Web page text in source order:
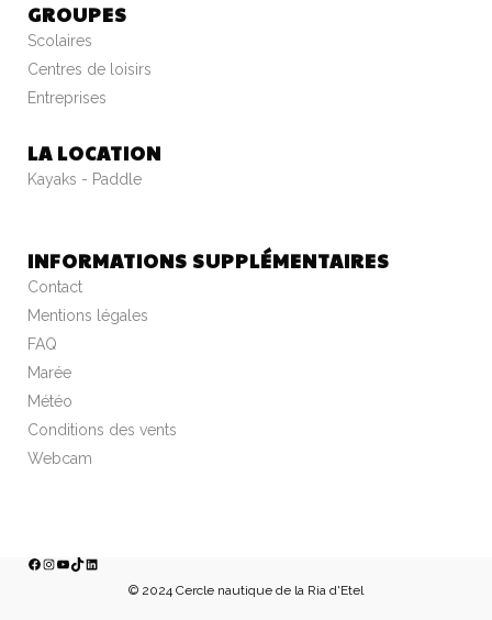
GROUPES
Scolaires
Centres de loisirs
Entreprises
LA LOCATION
Kayaks - Paddle
INFORMATIONS SUPPLÉMENTAIRES
Contact
Mentions légales
FAQ
Marée
Météo
Conditions des vents
Webcam
FACEBOOK
INSTAGRAM
YOUTUBE
TIKTOK
LINKEDIN
© 2024 Cercle nautique de la Ria d'Etel